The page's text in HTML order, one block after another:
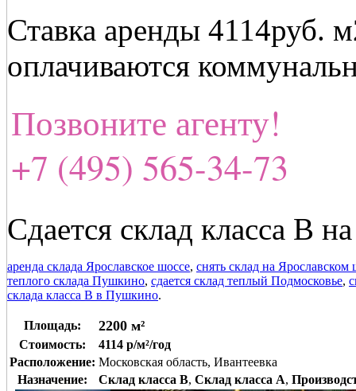
Ставка аренды 4114руб.
оплачиваются
Позвоните агенту!
+7 (495) 565-34-73
Сдается склад класса В
аренда склада Ярославское шоссе, снять склад на Ярославском
теплого склада Пушкино, сдается склад теплый Подмосковье,
склада класса В в Пушкино.
Площадь: 2200 м²
Стоимость:
4114 р/м²/год
Расположение: Московская область, Ивантеевка
Назначение:
Склад класса B, Склад класса A,